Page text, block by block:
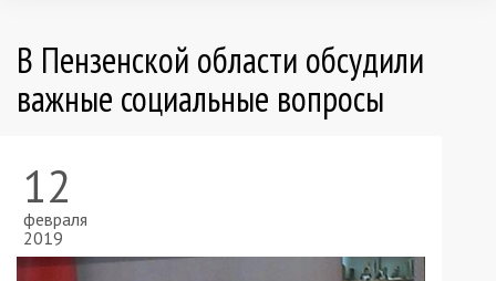
В Пензенской области обсудили
важные социальные вопросы
12
февраля
2019